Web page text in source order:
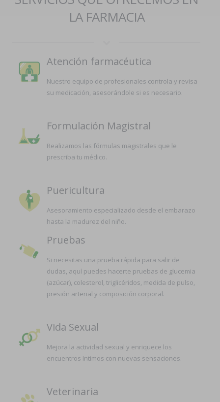
LA FARMACIA
Atención farmacéutica
Nuestro equipo de profesionales controla y revisa
su medicación, asesorándole si es necesario.
Formulación Magistral
Realizamos las fórmulas magistrales que le
prescriba tu médico.
Puericultura
Asesoramiento especializado desde el embarazo
hasta la madurez del niño.
Pruebas
Si necesitas una prueba rápida para salir de
dudas, aquí puedes hacerte pruebas de glucemia
(azúcar), colesterol, triglicéridos, medida de pulso,
presión arterial y composición corporal.
Vida Sexual
Mejora la actividad sexual y enriquece los
encuentros íntimos con nuevas sensaciones.
Veterinaria